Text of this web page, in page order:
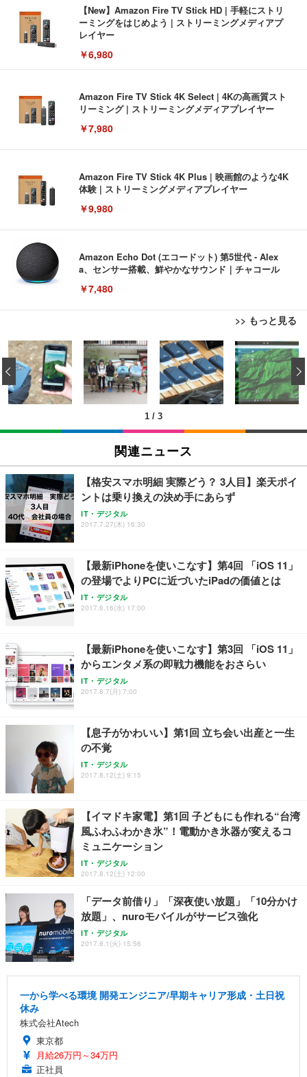
【New】Amazon Fire TV Stick HD | 手軽にストリ
ーミングをはじめよう | ストリーミングメディアプ
レイヤー
￥6,980
Amazon Fire TV Stick 4K Select | 4Kの高画質スト
リーミング | ストリーミングメディアプレイヤー
￥7,980
Amazon Fire TV Stick 4K Plus | 映画館のような4K
体験 | ストリーミングメディアプレイヤー
￥9,980
Amazon Echo Dot (エコードット) 第5世代 - Alex
a、センサー搭載、鮮やかなサウンド｜チャコール
￥7,480
>> もっと見る
[EdoErgo] オフィスチェア 椅子 テレワーク 疲れな
い 跳ね上げ式アームレスト コンパクト 約105度ロッ
キング pc 事務椅子 360度回転 座面昇降 強化ナイロ
ン樹脂ベース 通気性メッシュ 在宅ワーク H-WY01
(黒網+黒枠+黒足)
￥5,699
SIHOO B100 オフィスチェア／デスクチェア メッシ
ュチェア 人間工学 疲れない ブラック
￥27,999
Sezlife オフィスチェア デスクチェア 疲れない テレ
ワーク チェア 強化バックレスト 30度ロッキング機
能 人間工学 椅子 腰サポート 90度跳ね上げ式アーム
ョン PCチェア 通気性メッシュ ゲーミング/勉強/事
務用 おしゃれ パソコンチェア (ブラック)
Sezlife オフィスチェア デスクチェア 疲れない テレ
ワーク チェア 強化バックレスト 30度ロッキング機
能 人間工学 椅子 腰サポート 90度跳ね上げ式アーム
務用 おしゃれ パソコンチェア (ホワイト)
ANDWINT オフィスチェア デスクチェア 肘なし メ
ッシュ 通気性 ランバーサポート付き 腰サポート ガ
ス圧無段階昇降 360度回転 キャスター付き コンパク
EIZO ビジネス向けプレミアムモニター | FlexScan
EV3240X-WT | 31.5型4K UHD・USB Type-C・ホワ
イト
￥105,595
EIZO ビジネス向けプレミアムモニター | FlexScan
【純正品】27"ゲーミングモニター DualSense 充電
フック付き（CFI-ZDM1J）
【整備済み品】Dell E2724HS 27インチ 液晶モニタ
ー フルHD（1920×1080）VA 非光沢 HDMI/DisplayP
ort/VGA スピーカー内蔵 高さ調整 スイベル VESA対
【MiniLED/24.5inch/280Hz/FHD】GRAPHT THE S
HOOTER Gaming Monitor 24” Essential ゲーミン
グモニター QD 24.5インチ 1ms FHD 量子ドット 残
Amazonベーシック ペットシーツ 薄型 レギュラー 1
回使い捨て 無香料 ホワイト 300枚
￥3,373
Amazonベーシック ペットシーツ 厚型 ワイド 42枚
x2袋(84枚) ホワイト(吸収面:ライトブルー)
￥3,234
ネオ・ルーライフ ネオ・オムツ L 中型犬用 26枚入
り 単品
Smart Basic(スマートベーシック) 【Amazon.co.jp
限定】 Smart Basic アイリスオーヤマ ペットシーツ
超厚型 お徳用 ワイド 100枚入 (x 1) (ケース販売)
アイリスオーヤマ ペットシーツ 超厚型 お徳用 レギ
ュラー 200枚入【Amazon.co.jp限定】
1 / 3
‹
関連ニュース
【格安スマホ明細 実際どう？ 3人目】楽天ポイ
ントは乗り換えの決め手にあらず
IT・デジタル
2017.7.27(木) 16:30
【最新iPhoneを使いこなす】第4回 「iOS 11」
の登場でよりPCに近づいたiPadの価値とは
IT・デジタル
2017.8.16(水) 17:00
【最新iPhoneを使いこなす】第3回 「iOS 11」
からエンタメ系の即戦力機能をおさらい
IT・デジタル
2017.8.7(月) 7:00
【息子がかわいい】第1回 立ち会い出産と一生
の不覚
IT・デジタル
2017.8.12(土) 9:15
【イマドキ家電】第1回 子どもにも作れる“台湾
風ふわふわかき氷”！電動かき氷器が変えるコ
ミュニケーション
IT・デジタル
2017.8.12(土) 12:00
「データ前借り」「深夜使い放題」「10分かけ
放題」、nuroモバイルがサービス強化
IT・デジタル
2017.8.1(火) 15:56
一から学べる環境 開発エンジニア/早期キャリア形成・土日祝
休み
株式会社Atech
東京都
月給26万円～34万円
正社員